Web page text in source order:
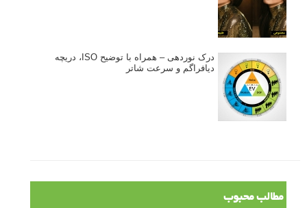
درک نوردهی – همراه با توضیح ISO، دریچه
دیافراگم و سرعت شاتر
مطالب محبوب